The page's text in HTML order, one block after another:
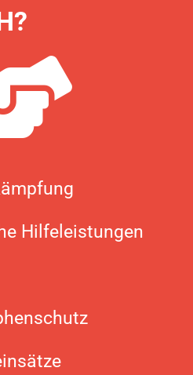
Hilfeleistungen